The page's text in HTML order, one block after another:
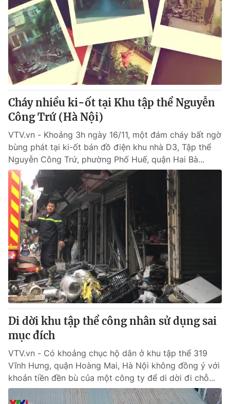
Cháy nhiều ki-ốt tại Khu tập thể Nguyễn
Công Trứ (Hà Nội)
VTV.vn - Khoảng 3h ngày 16/11, một đám cháy bất ngờ
bùng phát tại ki-ốt bán đồ điện khu nhà D3, Tập thể
Nguyễn Công Trứ, phường Phố Huế, quận Hai Bà...
Di dời khu tập thể công nhân sử dụng sai
mục đích
VTV.vn - Có khoảng chục hộ dân ở khu tập thể 319
Vĩnh Hưng, quận Hoàng Mai, Hà Nội không đồng ý với
khoản tiền đền bù của một công ty để di dời đi chỗ...